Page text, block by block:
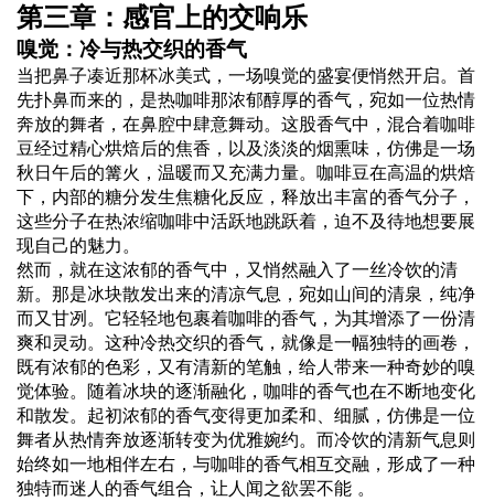
第三章：感官上的交响乐
嗅觉：冷与热交织的香气
当把鼻子凑近那杯冰美式，一场嗅觉的盛宴便悄然开启。首
先扑鼻而来的，是热咖啡那浓郁醇厚的香气，宛如一位热情
奔放的舞者，在鼻腔中肆意舞动。这股香气中，混合着咖啡
豆经过精心烘焙后的焦香，以及淡淡的烟熏味，仿佛是一场
秋日午后的篝火，温暖而又充满力量。咖啡豆在高温的烘焙
下，内部的糖分发生焦糖化反应，释放出丰富的香气分子，
这些分子在热浓缩咖啡中活跃地跳跃着，迫不及待地想要展
现自己的魅力。
然而，就在这浓郁的香气中，又悄然融入了一丝冷饮的清
新。那是冰块散发出来的清凉气息，宛如山间的清泉，纯净
而又甘冽。它轻轻地包裹着咖啡的香气，为其增添了一份清
爽和灵动。这种冷热交织的香气，就像是一幅独特的画卷，
既有浓郁的色彩，又有清新的笔触，给人带来一种奇妙的嗅
觉体验。随着冰块的逐渐融化，咖啡的香气也在不断地变化
和散发。起初浓郁的香气变得更加柔和、细腻，仿佛是一位
舞者从热情奔放逐渐转变为优雅婉约。而冷饮的清新气息则
始终如一地相伴左右，与咖啡的香气相互交融，形成了一种
独特而迷人的香气组合，让人闻之欲罢不能 。